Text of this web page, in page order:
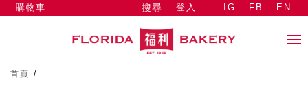
搜尋 登入
購物車 IG FB EN
首頁 /